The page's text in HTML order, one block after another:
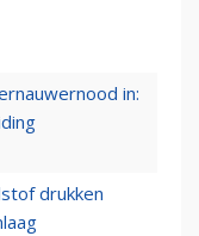
in:
drukken